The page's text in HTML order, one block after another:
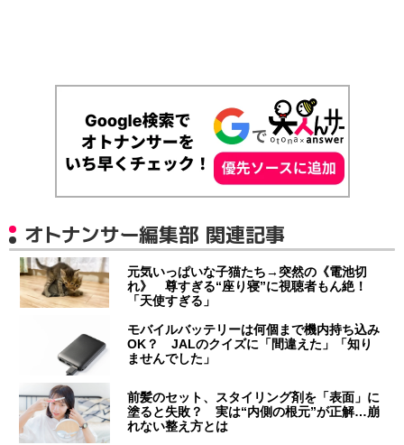
オトナンサー編集部 関連記事
元気いっぱいな子猫たち→突然の《電池切
れ》 尊すぎる“座り寝”に視聴者もん絶！
「天使すぎる」
モバイルバッテリーは何個まで機内持ち込み
OK？ JALのクイズに「間違えた」「知り
ませんでした」
前髪のセット、スタイリング剤を「表面」に
塗ると失敗？ 実は“内側の根元”が正解…崩
れない整え方とは